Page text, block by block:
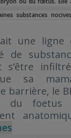
substances
une ligne
de
s’être
sa
barrière, le
du foetus